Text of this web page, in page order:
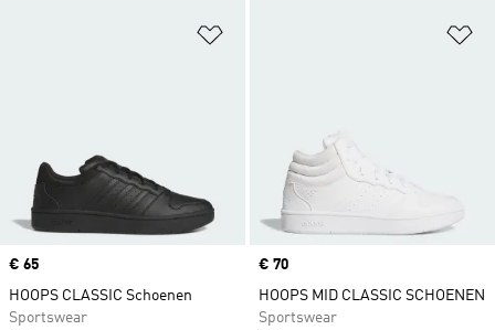
Price
€ 65
HOOPS CLASSIC Schoenen
Sportswear
Price
€ 70
HOOPS MID CLASSIC SCHOENEN
Sportswear